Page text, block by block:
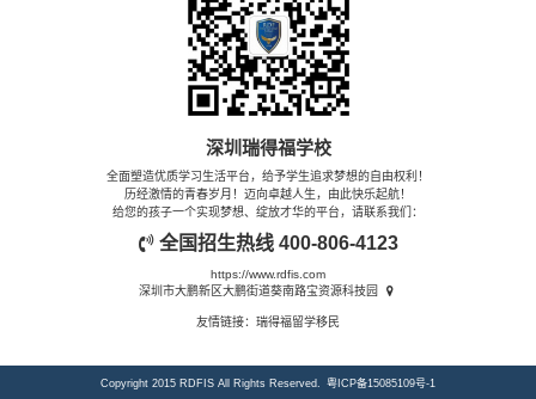
深圳瑞得福学校
全面塑造优质学习生活平台，给予学生追求梦想的自由权利！
历经激情的青春岁月！迈向卓越人生，由此快乐起航！
给您的孩子一个实现梦想、绽放才华的平台，请联系我们：
全国招生热线 400-806-4123
https://www.rdfis.com
深圳市大鹏新区大鹏街道葵南路宝资源科技园
友情链接： 瑞得福留学移民
Copyright 2015 RDFIS All Rights Reserved. 粤ICP备15085109号-1